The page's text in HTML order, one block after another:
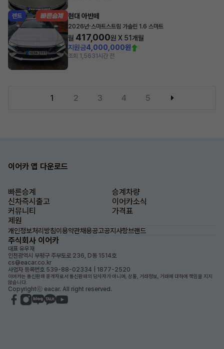
렌트 현대 아반떼
2026년·스마트스트림 가솔린 1.6 스마트
월 417,000원 X 51개월
지원금4,000,000원
조회 1,5631시간 전
1 2 3 4 5
이어카 앱 다운로드
빠른승계
승계차량
신차즉시출고
이어카소식
커뮤니티
가격표
제원
개인정보처리방침이용약관채용공고공지사항브랜드
주식회사 이어카
대표 유우재
인천광역시 부평구 주부토로 236, D동 1514호
cs@eacar.co.kr
사업자 등록번호 539-88-02334 | 1877-2520
이어카는 통신판매 중개자로서 통신판매의 당사자가 아니며, 상품, 거래정보, 거래에 대하여 책임을 지지
않습니다.
Copyrightⓒ eacar. All right reserved.